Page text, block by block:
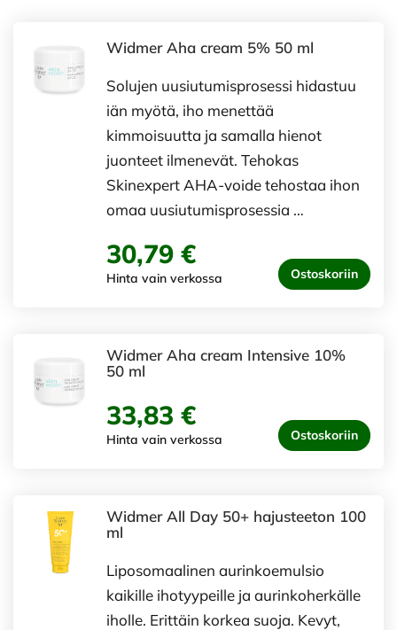
Widmer Aha cream 5% 50 ml
Solujen uusiutumisprosessi hidastuu
iän myötä, iho menettää
kimmoisuutta ja samalla hienot
juonteet ilmenevät. Tehokas
Skinexpert AHA-voide tehostaa ihon
omaa uusiutumisprosessia …
30,79 €
Hinta vain verkossa Ostoskoriin
Widmer Aha cream Intensive 10%
50 ml
33,83 €
Hinta vain verkossa Ostoskoriin
Widmer All Day 50+ hajusteeton 100
ml
Liposomaalinen aurinkoemulsio
kaikille ihotyypeille ja aurinkoherkälle
iholle. Erittäin korkea suoja. Kevyt,